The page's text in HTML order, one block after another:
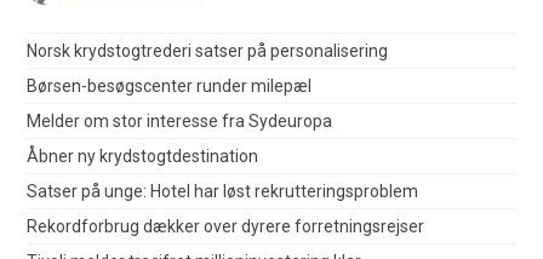
Norsk krydstogtrederi satser på personalisering
Børsen-besøgscenter runder milepæl
Melder om stor interesse fra Sydeuropa
Åbner ny krydstogtdestination
Satser på unge: Hotel har løst rekrutteringsproblem
Rekordforbrug dækker over dyrere forretningsrejser